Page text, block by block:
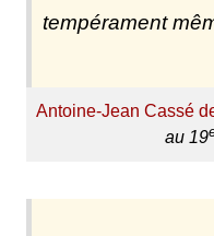
tempérament
Antoine-Jean Cassé
au 19